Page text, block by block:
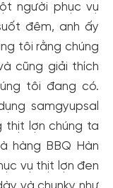
người phục vụ
đêm, anh ấy
tôi rằng chúng
cũng giải thích
tôi đang có.
samgyupsal
thịt lợn chúng ta
hàng BBQ Hàn
vụ thịt lợn đen